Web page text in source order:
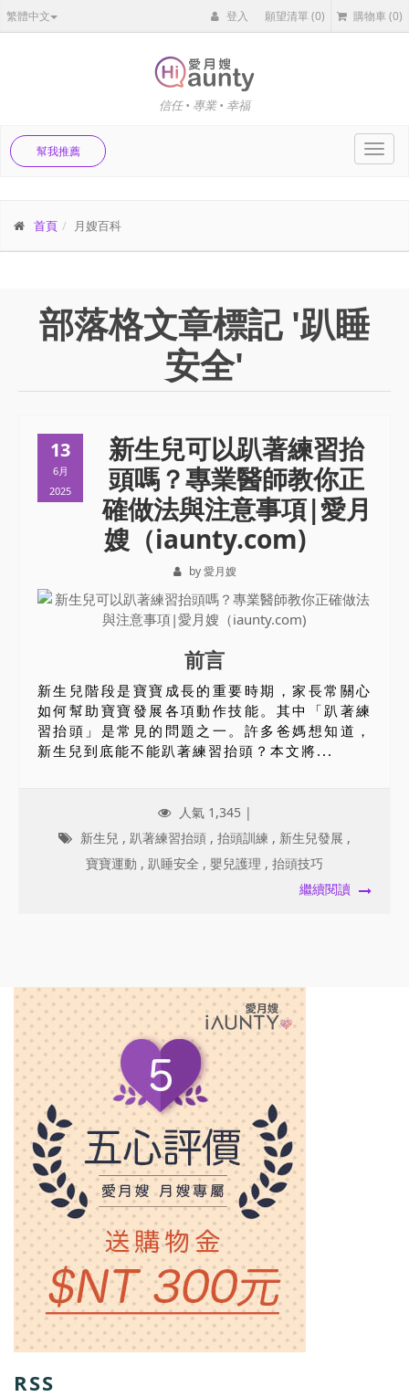
繁體中文 登入 願望清單(0) 購物車 (0)
信任 • 專業 • 幸福
幫我推薦
首頁 月嫂百科
部落格文章標記 '趴睡
安全'
13
6月
2025
新生兒可以趴著練習抬
頭嗎？專業醫師教你正
確做法與注意事項|愛月
嫂（iaunty.com)
by 愛月嫂
前言
新生兒階段是寶寶成長的重要時期，家長常關心
如何幫助寶寶發展各項動作技能。其中「趴著練
習抬頭」是常見的問題之一。許多爸媽想知道，
新生兒到底能不能趴著練習抬頭？本文將...
人氣 1,345 |
新生兒 , 趴著練習抬頭 , 抬頭訓練 , 新生兒發展 ,
寶寶運動 , 趴睡安全 , 嬰兒護理 , 抬頭技巧
繼續閱讀
RSS